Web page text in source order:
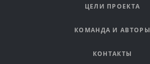
ЦЕЛИ ПРОЕКТА
КОМАНДА И АВТОРЫ
КОНТАКТЫ